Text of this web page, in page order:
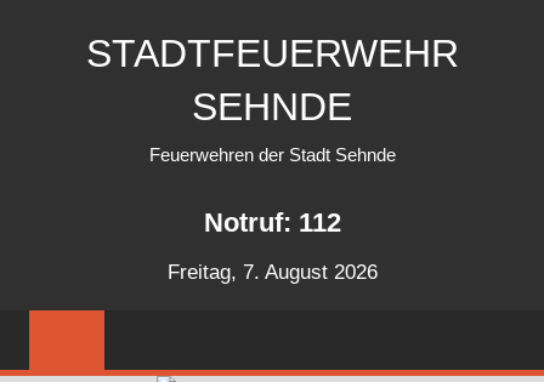
STADTFEUERWEHR
SEHNDE
Feuerwehren der Stadt Sehnde
Notruf: 112
Freitag, 7. August 2026